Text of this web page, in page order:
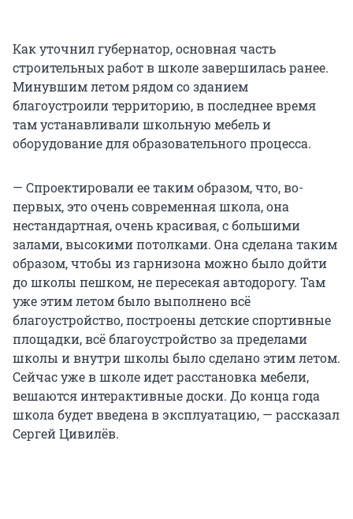
Как уточнил губернатор, основная часть
строительных работ в школе завершилась ранее.
Минувшим летом рядом со зданием
благоустроили территорию, в последнее время
там устанавливали школьную мебель и
оборудование для образовательного процесса.
— Спроектировали ее таким образом, что, во-
первых, это очень современная школа, она
нестандартная, очень красивая, с большими
залами, высокими потолками. Она сделана таким
образом, чтобы из гарнизона можно было дойти
до школы пешком, не пересекая автодорогу. Там
уже этим летом было выполнено всё
благоустройство, построены детские спортивные
площадки, всё благоустройство за пределами
школы и внутри школы было сделано этим летом.
Сейчас уже в школе идет расстановка мебели,
вешаются интерактивные доски. До конца года
школа будет введена в эксплуатацию, — рассказал
Сергей Цивилёв.